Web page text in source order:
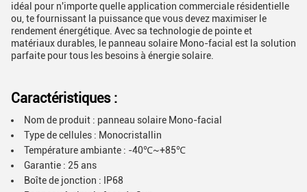
idéal pour n'importe quelle application commerciale résidentielle
ou, te fournissant la puissance que vous devez maximiser le
rendement énergétique. Avec sa technologie de pointe et
matériaux durables, le panneau solaire Mono-facial est la solution
parfaite pour tous les besoins à énergie solaire.
Caractéristiques :
Nom de produit : panneau solaire Mono-facial
Type de cellules : Monocristallin
Température ambiante : -40℃~+85℃
Garantie : 25 ans
Boîte de jonction : IP68